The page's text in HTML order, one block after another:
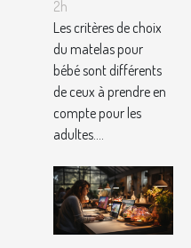
choisir un
matelas de
bébé ?
2h
Les critères de choix
du matelas pour
bébé sont différents
de ceux à prendre en
compte pour les
adultes....